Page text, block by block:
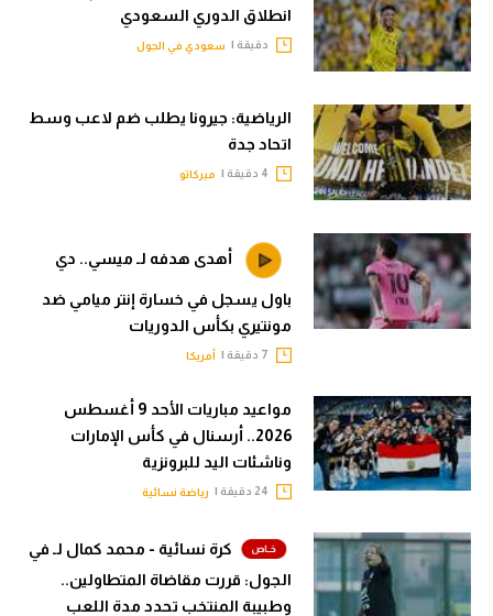
انطلاق الدوري السعودي
دقيقة | سعودي في الجول
الرياضية: جيرونا يطلب ضم لاعب وسط
اتحاد جدة
ميركاتو
أهدى هدفه لـ ميسي.. دي
باول يسجل في خسارة إنتر ميامي ضد
مونتيري بكأس الدوريات
أمريكا
مواعيد مباريات الأحد 9 أغسطس
2026.. أرسنال في كأس الإمارات
وناشئات اليد للبرونزية
رياضة نسائية
كرة نسائية - محمد كمال لـ في
الجول: قررت مقاضاة المتطاولين..
وطبيبة المنتخب تحدد مدة اللعب